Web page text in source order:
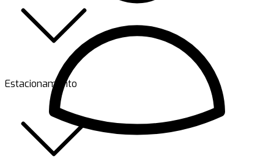
Estacionamento